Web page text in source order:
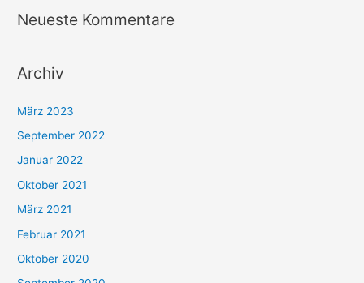
Neueste Kommentare
Archiv
März 2023
September 2022
Januar 2022
Oktober 2021
März 2021
Februar 2021
Oktober 2020